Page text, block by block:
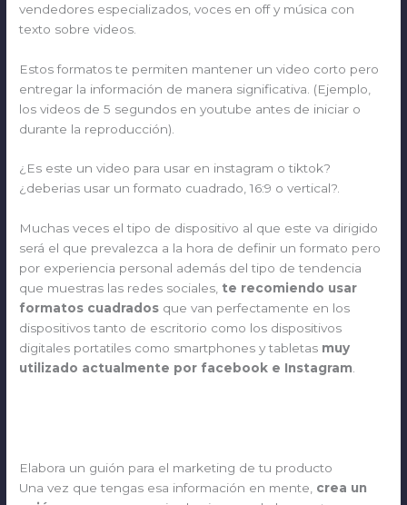
vendedores especializados, voces en off y música con
texto sobre videos.
Estos formatos te permiten mantener un video corto pero
entregar la información de manera significativa. (Ejemplo,
los videos de 5 segundos en youtube antes de iniciar o
durante la reproducción).
¿Es este un video para usar en instagram o tiktok?
¿deberias usar un formato cuadrado, 16:9 o vertical?.
Muchas veces el tipo de dispositivo al que este va dirigido
será el que prevalezca a la hora de definir un formato pero
por experiencia personal además del tipo de tendencia
que muestras las redes sociales, te recomiendo usar
formatos cuadrados que van perfectamente en los
dispositivos tanto de escritorio como los dispositivos
digitales portatiles como smartphones y tabletas muy
utilizado actualmente por facebook e Instagram.
Elabora un guión para el marketing de tu producto
Una vez que tengas esa información en mente, crea un